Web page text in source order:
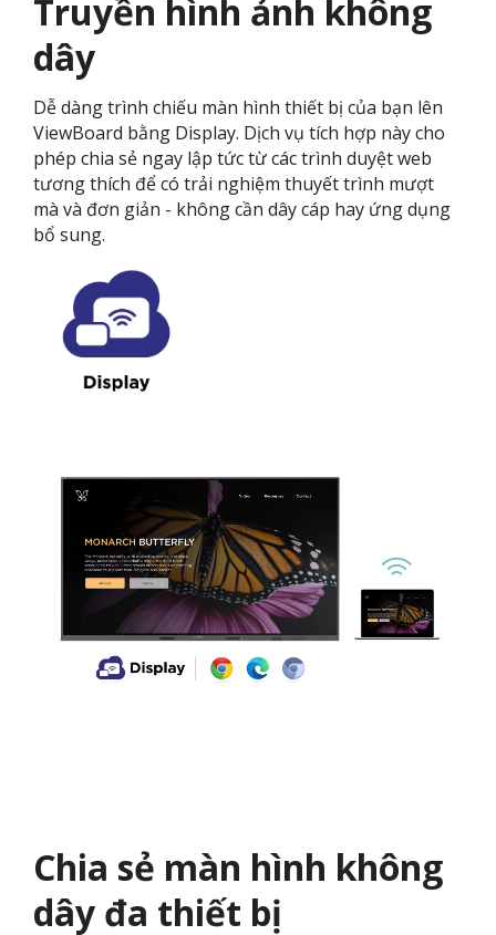
Truyền hình ảnh không
dây
Dễ dàng trình chiếu màn hình thiết bị của bạn lên
ViewBoard bằng Display. Dịch vụ tích hợp này cho
phép chia sẻ ngay lập tức từ các trình duyệt web
tương thích để có trải nghiệm thuyết trình mượt
mà và đơn giản - không cần dây cáp hay ứng dụng
bổ sung.
Chia sẻ màn hình không
dây đa thiết bị